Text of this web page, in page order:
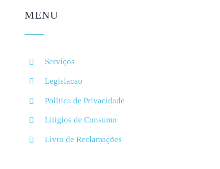
MENU
Serviços
Legislacao
Política de Privacidade
Litígios de Consumo
Livro de Reclamações